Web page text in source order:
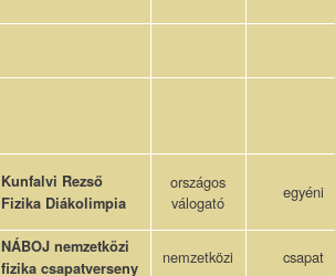
Kunfalvi Rezső
Fizika Diákolimpia
országos
válogató
egyéni
NÁBOJ nemzetközi
fizika csapatverseny
nemzetközi csapat